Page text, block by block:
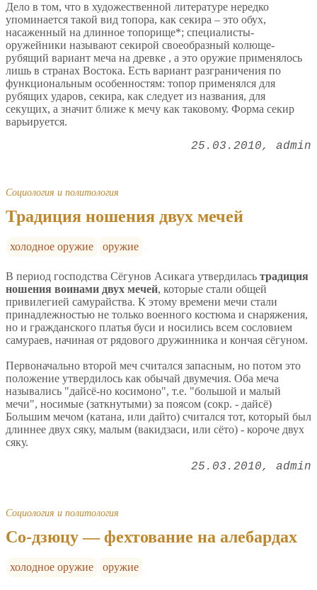
Дело в том, что в художественной литературе нередко
упоминается такой вид топора, как секира – это обух,
насаженный на длинное топорище*; специалисты-
оружейники называют секирой своеобразный колюще-
рубящий вариант меча на древке , а это оружие применялось
лишь в странах Востока. Есть вариант разграничения по
функциональным особенностям: топор применялся для
рубящих ударов, секира, как следует из названия, для
секущих, а значит ближе к мечу как таковому. Форма секир
варьируется.
25.03.2010 admin
Социология и политология
Традиция ношения двух мечей
холодное оружие оружие
В период господства Сёгунов Асикага утвердилась традиция
ношения воинами двух мечей, которые стали общей
привилегией самурайства. К этому времени мечи стали
принадлежностью не только военного костюма и снаряжения,
но и гражданского платья буси и носились всем сословием
самураев, начиная от рядового дружинника и кончая сёгуном.
Первоначально второй меч считался запасным, но потом это
положение утвердилось как обычай двумечия. Оба меча
назывались "дайсё-но косимоно", т.е. "большой и малый
мечи", носимые (заткнутыми) за поясом (сокр. - дайсё)
Большим мечом (катана, или дайто) считался тот, который был
длиннее двух сяку, малым (вакидзаси, или сёто) - короче двух
сяку.
25.03.2010 admin
Социология и политология
Со-дзюцу — фехтование на алебардах
холодное оружие оружие